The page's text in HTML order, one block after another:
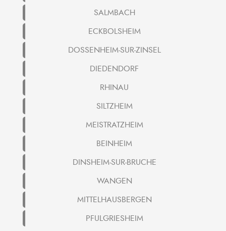
SALMBACH
ECKBOLSHEIM
DOSSENHEIM-SUR-ZINSEL
DIEDENDORF
RHINAU
SILTZHEIM
MEISTRATZHEIM
BEINHEIM
DINSHEIM-SUR-BRUCHE
WANGEN
MITTELHAUSBERGEN
PFULGRIESHEIM